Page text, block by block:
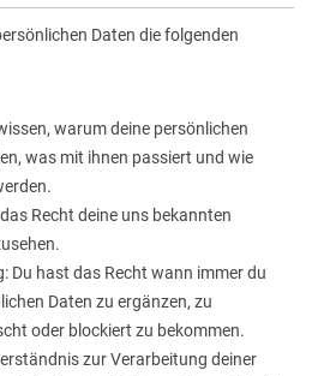
Daten die folgenden
warum deine persönlichen
was mit ihnen passiert und wie
Recht deine uns bekannten
Du hast das Recht wann immer du
Daten zu ergänzen, zu
oder blockiert zu bekommen.
zur Verarbeitung deiner